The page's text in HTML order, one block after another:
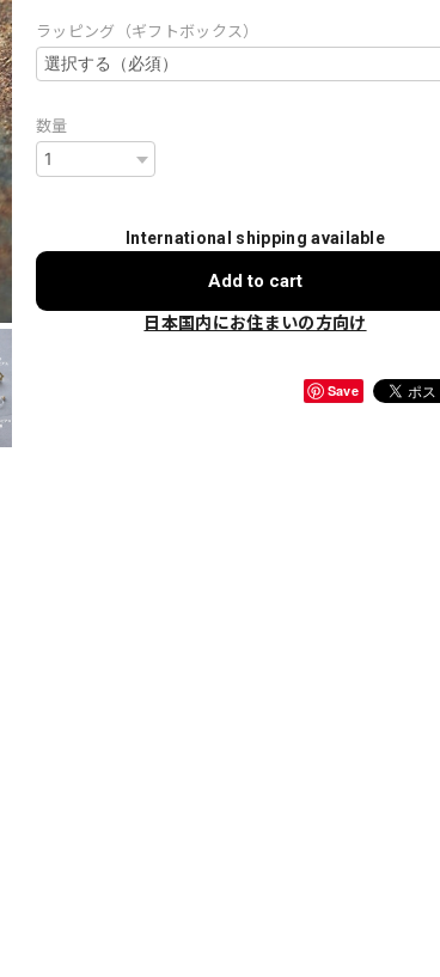
ラッピング（ギフトボックス）
数量
International shipping available
Add to cart
日本国内にお住まいの方向け
Save